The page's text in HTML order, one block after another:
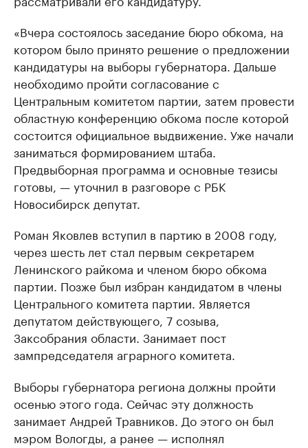
«Вчера состоялось заседание бюро обкома, на
котором было принято решение о предложении
кандидатуры на выборы губернатора. Дальше
необходимо пройти согласование с
Центральным комитетом партии, затем провести
областную конференцию обкома после которой
состоится официальное выдвижение. Уже начали
заниматься формированием штаба.
Предвыборная программа и основные тезисы
готовы, — уточнил в разговоре с РБК
Новосибирск депутат.
Роман Яковлев вступил в партию в 2008 году,
через шесть лет стал первым секретарем
Ленинского райкома и членом бюро обкома
партии. Позже был избран кандидатом в члены
Центрального комитета партии. Является
депутатом действующего, 7 созыва,
Заксобрания области. Занимает пост
зампредседателя аграрного комитета.
Выборы губернатора региона должны пройти
осенью этого года. Сейчас эту должность
занимает Андрей Травников. До этого он был
мэром Вологды, а ранее — исполнял